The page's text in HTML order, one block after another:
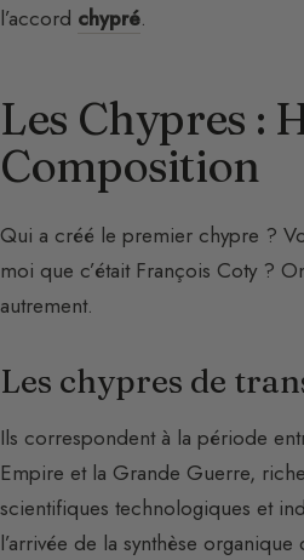
l’accord chypré.
Les Chypres :
Composition
Qui a créé le premier chypre ?
moi que c’était François Coty ?
autrement.
Les chypres de
Ils correspondent à la période
Empire et la Grande Guerre,
scientifiques technologiques et
l’arrivée de la synthèse